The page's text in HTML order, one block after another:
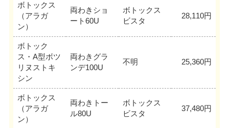
ボトックス
（アラガ
ン）
両わきショ
ート60U
ボトックス
ビスタ
28,110円
ボトック
ス・A型ボツ
リヌストキ
シン
両わきグラ
ンデ100U
不明 25,360円
ボトックス
（アラガ
ン）
両わきトー
ル80U
ボトックス
ビスタ
37,480円